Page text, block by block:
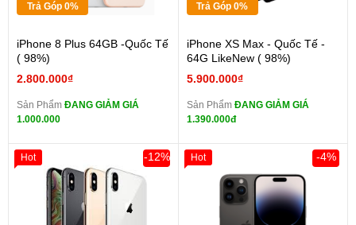
Trả Góp 0%
iPhone 8 Plus 64GB -Quốc Tế
( 98%)
2.800.000₫
Sản Phẩm ĐANG GIẢM GIÁ
1.000.000
Trả Góp 0%
iPhone XS Max - Quốc Tế -
64G LikeNew ( 98%)
5.900.000₫
Sản Phẩm ĐANG GIẢM GIÁ
1.390.000đ
-12%
Hot -4%
Hot